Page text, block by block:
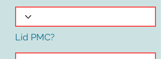
Lid PMC?